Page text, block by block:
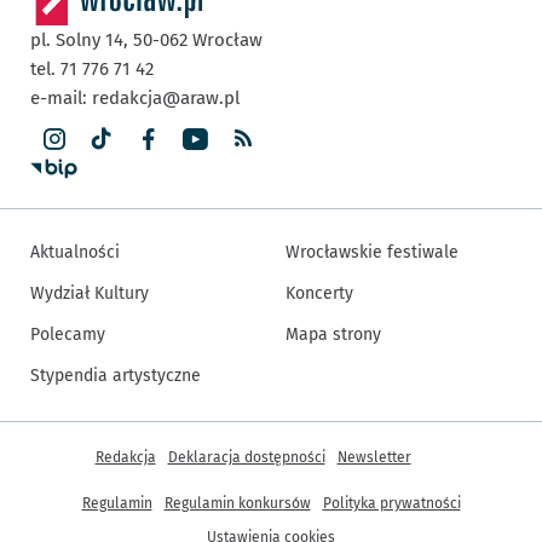
pl. Solny 14, 50-062 Wrocław
tel. 71 776 71 42
e-mail: redakcja@araw.pl
Aktualności
Wydział Kultury
Polecamy
Stypendia artystyczne
Wrocławskie festiwale
Koncerty
Mapa strony
Inne informacje
Redakcja Deklaracja dostępności Newsletter
Regulamin Regulamin konkursów
Polityka prywatności
Ustawienia cookies